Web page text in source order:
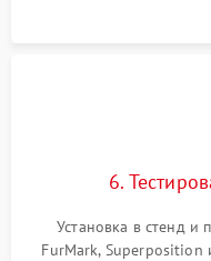
6.
Установка в стенд и
FurMark, Superposition